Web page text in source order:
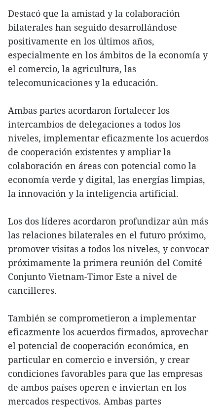
Destacó que la amistad y la colaboración
bilaterales han seguido desarrollándose
positivamente en los últimos años,
especialmente en los ámbitos de la economía y
el comercio, la agricultura, las
telecomunicaciones y la educación.
Ambas partes acordaron fortalecer los
intercambios de delegaciones a todos los
niveles, implementar eficazmente los acuerdos
de cooperación existentes y ampliar la
colaboración en áreas con potencial como la
economía verde y digital, las energías limpias,
la innovación y la inteligencia artificial.
Los dos líderes acordaron profundizar aún más
las relaciones bilaterales en el futuro próximo,
promover visitas a todos los niveles, y convocar
próximamente la primera reunión del Comité
Conjunto Vietnam-Timor Este a nivel de
cancilleres.
También se comprometieron a implementar
eficazmente los acuerdos firmados, aprovechar
el potencial de cooperación económica, en
particular en comercio e inversión, y crear
condiciones favorables para que las empresas
de ambos países operen e inviertan en los
mercados respectivos. Ambas partes